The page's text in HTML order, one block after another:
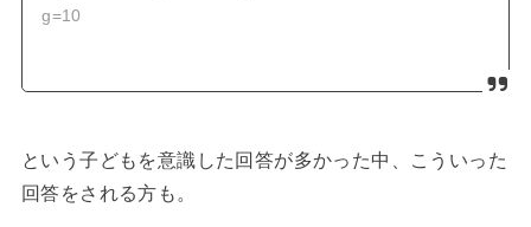
g=10
という子どもを意識した回答が多かった中、こういった
回答をされる方も。